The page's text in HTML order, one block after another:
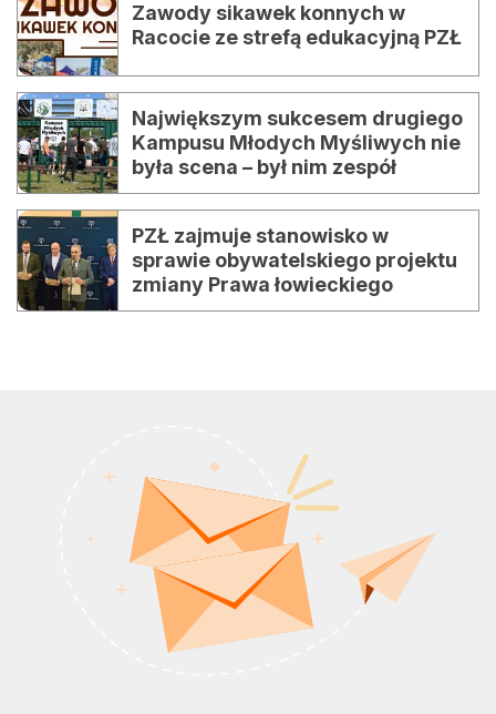
Zawody sikawek konnych w
Racocie ze strefą edukacyjną PZŁ
Największym sukcesem drugiego
Kampusu Młodych Myśliwych nie
była scena – był nim zespół
PZŁ zajmuje stanowisko w
sprawie obywatelskiego projektu
zmiany Prawa łowieckiego